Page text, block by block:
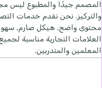
المصمم جيدًا والمطبوع ليس
والتركيز. نحن نقدم خدمات
محتوى واضح, هيكل صارم,
العلامات التجارية مناسبة
المعلمين والمتدربين.